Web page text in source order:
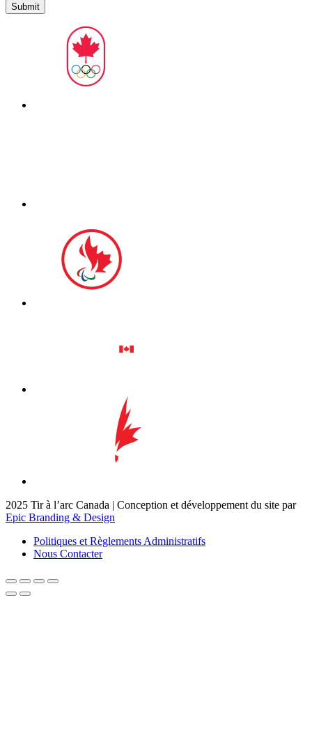
2025 Tir à l’arc Canada | Conception et développement du site par
Epic Branding & Design
Politiques et Règlements Administratifs
Nous Contacter